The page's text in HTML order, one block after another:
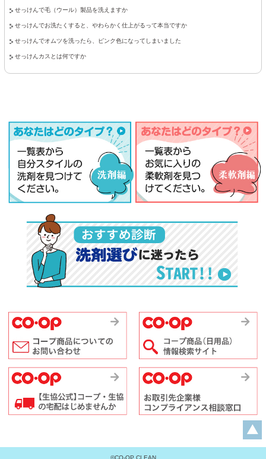
せっけんで毛（ウール）製品を洗えますか
せっけんでお洗たくすると、やわらかく仕上がるって本当ですか
せっけんでオムツを洗ったら、ピンク色になってしまいました
せっけんカスとは何ですか
©CO-OP CLEAN